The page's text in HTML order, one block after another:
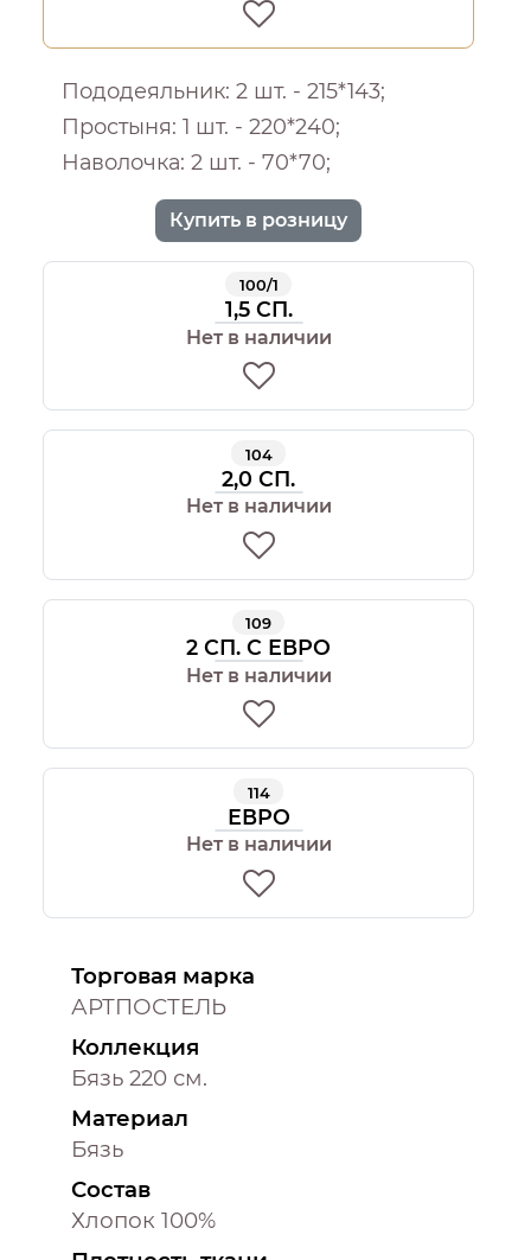
Пододеяльник: 2 шт. - 215*143;
Простыня: 1 шт. - 220*240;
Наволочка: 2 шт. - 70*70;
Купить в розницу
100/1
1,5 СП.
Нет в наличии
104
2,0 СП.
Нет в наличии
109
2 СП. С ЕВРО
Нет в наличии
114
ЕВРО
Нет в наличии
Торговая марка
АРТПОСТЕЛЬ
Коллекция
Бязь 220 см.
Материал
Бязь
Состав
Хлопок 100%